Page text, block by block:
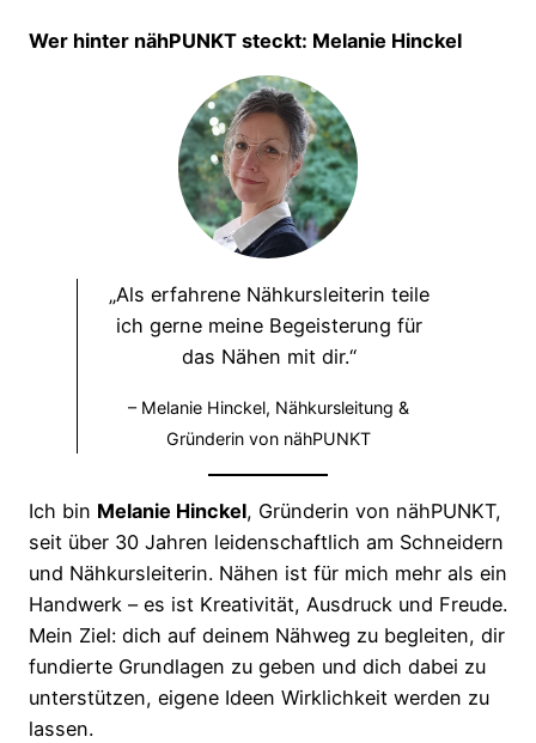
Wer hinter nähPUNKT steckt: Melanie Hinckel
„Als erfahrene Nähkursleiterin teile
ich gerne meine Begeisterung für
das Nähen mit dir.“
– Melanie Hinckel, Nähkursleitung &
Gründerin von nähPUNKT
Ich bin Melanie Hinckel, Gründerin von nähPUNKT,
seit über 30 Jahren leidenschaftlich am Schneidern
und Nähkursleiterin. Nähen ist für mich mehr als ein
Handwerk – es ist Kreativität, Ausdruck und Freude.
Mein Ziel: dich auf deinem Nähweg zu begleiten, dir
fundierte Grundlagen zu geben und dich dabei zu
unterstützen, eigene Ideen Wirklichkeit werden zu
lassen.